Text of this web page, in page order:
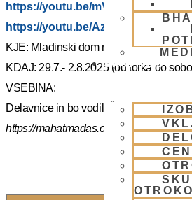
SKUPNOST
https://youtu.be/
https://youtu.be/
KJE: Mladinski dom na Smolniku
KDAJ: 29.7.- 2.8.2025 (od torka do
VSEBINA:
Delavnice in bo vodil, Šrila
https://mahatmadas.com